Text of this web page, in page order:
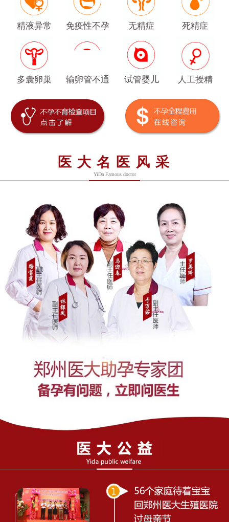
精液异常 免疫性不孕 无精症 死精症
多囊卵巢 输卵管不通 试管婴儿 人工授精
医大名医风采
YiDa Famous doctor